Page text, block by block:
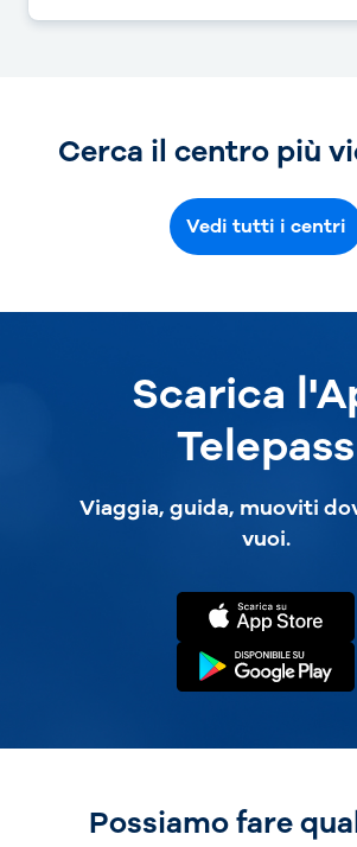
Cerca il centro più
Vedi tutti i centri
Scarica
Telepass
Viaggia, guida, muoviti
vuoi.
Possiamo fare